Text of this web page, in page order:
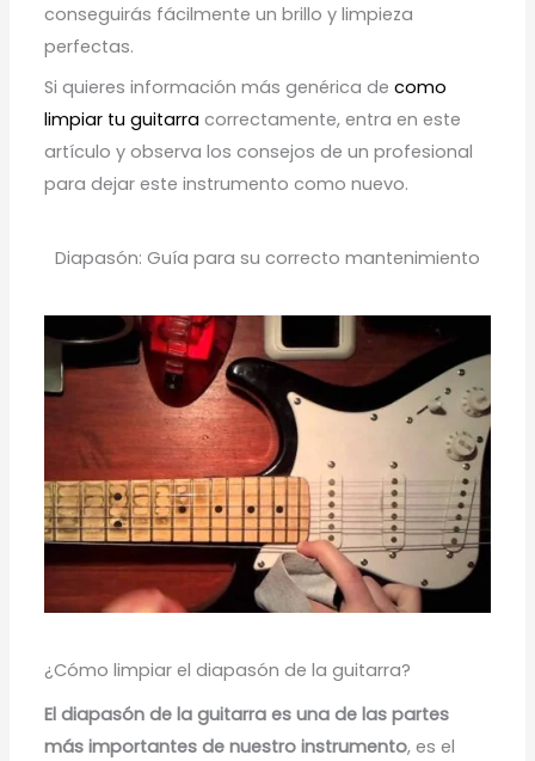
conseguirás fácilmente un brillo y limpieza
perfectas.
Si quieres información más genérica decomo
limpiar tu guitarra correctamente, entra en este
artículo y observa los consejos de un profesional
para dejar este instrumento como nuevo.
Diapasón: Guía para su correcto mantenimiento
¿Cómo limpiar el diapasón de la guitarra?
El diapasón de la guitarra es una de las partes
más importantes de nuestro instrumento, es el